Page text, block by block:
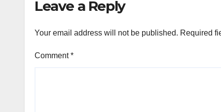
Leave a Reply
Your email address will not be published. Required
Comment*